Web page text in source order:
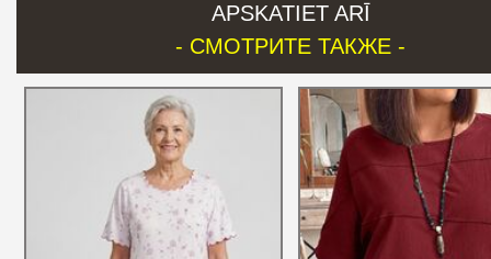
APSKATIET ARĪ
- СМОТРИТЕ ТАКЖЕ -